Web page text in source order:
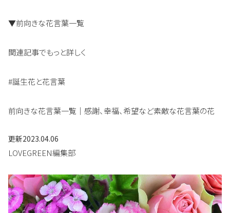
▼前向きな花言葉一覧
関連記事でもっと詳しく
#誕生花と花言葉
前向きな花言葉一覧｜感謝、幸福、希望など素敵な花言葉の花
更新2023.04.06
LOVEGREEN編集部